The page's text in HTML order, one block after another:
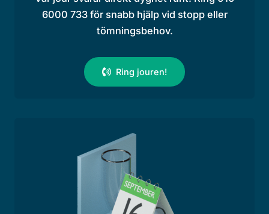
6000 733 för snabb hjälp vid stopp eller
tömningsbehov.
Ring jouren!